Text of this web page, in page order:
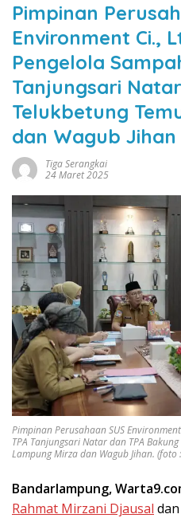
Pimpinan
Environment Ci.,
Pengelola
Tanjungsari
Telukbetung
dan Wagub Jihan
Tiga Serangkai
24 Maret 2025
Pimpinan Perusahaan SUS
TPA Tanjungsari Natar dan TPA
Lampung Mirza dan Wagub Jihan. (foto
Bandarlampung,
Rahmat Mirzani Djausal